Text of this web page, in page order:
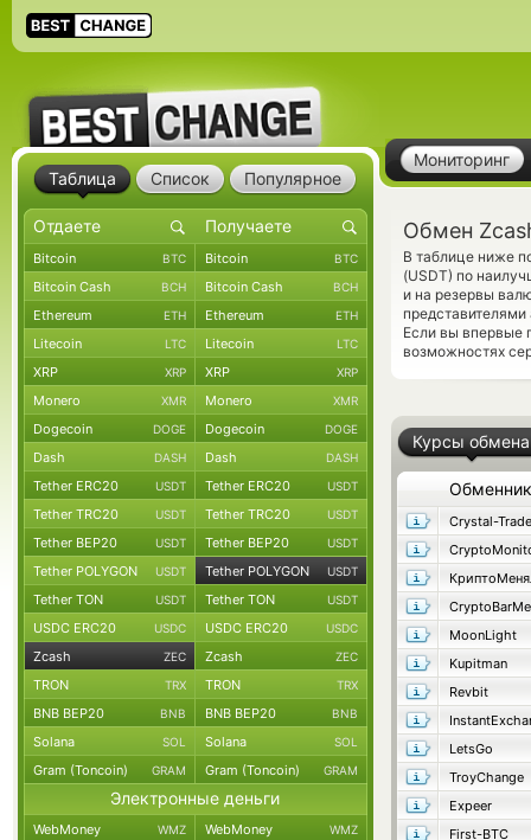
Мониторинг
Обмен
В таблице ниже
(USDT) по
и на резервы
Если вы впервые
возможностях
Курсы обмена
Обменник
Crystal-Trade
MoonLight
Kupitman
Revbit
LetsGo
TroyChange
Expeer
First-BTC
Таблица Список Популярное
Bitcoin BTC Bitcoin BTC
Bitcoin Cash BCH Bitcoin Cash BCH
Ethereum ETH Ethereum ETH
Litecoin LTC Litecoin LTC
XRP XRP XRP XRP
Monero XMR Monero XMR
Dogecoin DOGE Dogecoin DOGE
Dash DASH Dash DASH
Tether ERC20 USDT Tether ERC20 USDT
Tether TRC20 USDT Tether TRC20 USDT
Tether BEP20 USDT Tether BEP20 USDT
Tether POLYGON USDT Tether POLYGON USDT
Tether TON USDT Tether TON USDT
USDC ERC20 USDC USDC ERC20 USDC
Zcash ZEC Zcash ZEC
TRON TRX TRON TRX
BNB BEP20 BNB BNB BEP20 BNB
Solana SOL Solana SOL
Gram (Toncoin) GRAM Gram (Toncoin) GRAM
Электронные деньги
WebMoney WMZ WebMoney WMZ